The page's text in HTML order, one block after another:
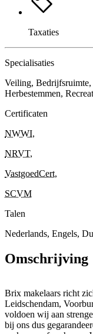
Taxaties
Specialisaties
Veiling,
Herbestemmen,
Certificaten
NWWI,
NRVT,
VastgoedCert,
SCVM
Talen
Nederlands, Engels,
Omschrijving
Brix makelaars richt
Leidschendam,
voldoen wij aan
bij ons dus